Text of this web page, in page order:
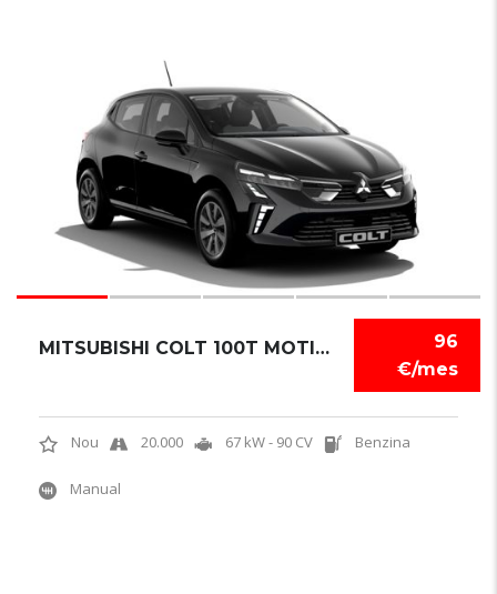
96
€/mes
MITSUBISHI COLT 100T MOTION
Nou 20.000 67 kW - 90 CV Benzina
Manual